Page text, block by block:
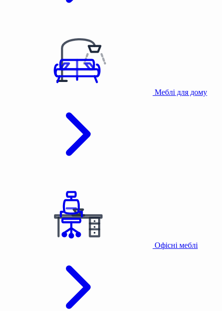
Меблі для дому
Офісні меблі